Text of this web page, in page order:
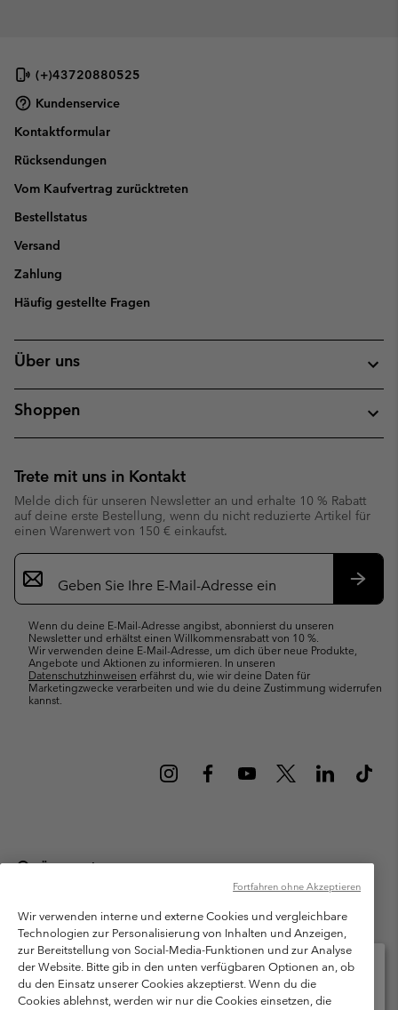
(+)43720880525
Kundenservice
Kontaktformular
Rücksendungen
Vom Kaufvertrag zurücktreten
Bestellstatus
Versand
Zahlung
Häufig gestellte Fragen
Über uns
Shoppen
Trete mit uns in Kontakt
Melde dich für unseren Newsletter an und erhalte 10 % Rabatt
auf deine erste Bestellung, wenn du nicht reduzierte Artikel für
einen Warenwert von 150 € einkaufst.
Newsletter-
Anmeldung
Wenn du deine E-Mail-Adresse angibst, abonnierst du unseren
Newsletter und erhältst einen Willkommensrabatt von 10 %.
Wir verwenden deine E-Mail-Adresse, um dich über neue Produkte,
Angebote und Aktionen zu informieren. In unseren
Datenschutzhinweisen erfährst du, wie wir deine Daten für
Marketingzwecke verarbeiten und wie du deine Zustimmung widerrufen
kannst.
Österreich
Columbia Sportswear Austria GmbH. Moosfeldstraße 1, 5101
Bergheim, Salzburg Österreich. Alle Rechte vorbehalten.
Nutzungsbedingungen
Allgemeine Verkaufsbedingungen
Garantie
Datenschutzerklärung
Bestimmungen und Bedingungen des Mitglieder Programms
Wir verwenden interne und externe Cookies und vergleichbare
Technologien zur Personalisierung von Inhalten und Anzeigen,
zur Bereitstellung von Social-Media-Funktionen und zur Analyse
der Website. Bitte gib in den unten verfügbaren Optionen an, ob
du den Einsatz unserer Cookies akzeptierst. Wenn du die
Cookies ablehnst, werden wir nur die Cookies einsetzen, die
Fortfahren ohne Akzeptieren
Bitte wählen Sie Ihr Lieferland und Ihre Sprache